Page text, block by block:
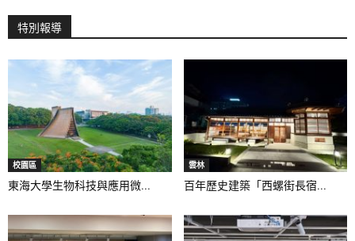
特別報導
校園區
東海大學生物科技與應用微...
雲林
百年歷史建築「西螺街長宿...